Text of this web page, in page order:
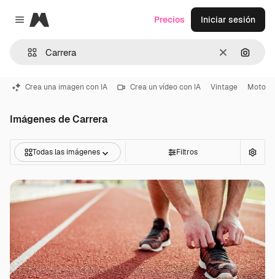
Close menu
Magnific
Borrar
Precios Iniciar sesión
Crea una imagen con IA Crea un vídeo con IA Vintage Moto
Imágenes de Carrera
Todas las imágenes Filtros